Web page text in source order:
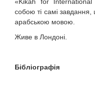
собою ті самі
арабською мовою.
Живе в Лондоні.
Бібліографія